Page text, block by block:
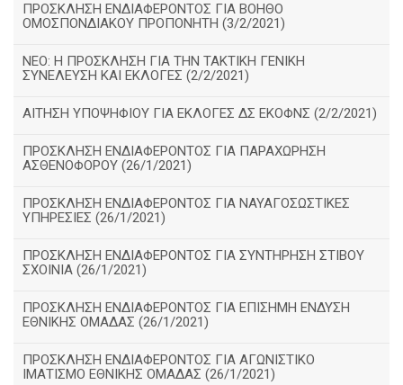
ΠΡΟΣΚΛΗΣΗ ΕΝΔΙΑΦΕΡΟΝΤΟΣ ΓΙΑ ΒΟΗΘΟ
ΟΜΟΣΠΟΝΔΙΑΚΟΥ ΠΡΟΠΟΝΗΤΗ (3/2/2021)
ΝΕΟ: Η ΠΡΟΣΚΛΗΣΗ ΓΙΑ ΤΗΝ ΤΑΚΤΙΚΗ ΓΕΝΙΚΗ
ΣΥΝΕΛΕΥΣΗ ΚΑΙ ΕΚΛΟΓΕΣ (2/2/2021)
ΑΙΤΗΣΗ ΥΠΟΨΗΦΙΟΥ ΓΙΑ ΕΚΛΟΓΕΣ ΔΣ ΕΚΟΦΝΣ (2/2/2021)
ΠΡΟΣΚΛΗΣΗ ΕΝΔΙΑΦΕΡΟΝΤΟΣ ΓΙΑ ΠΑΡΑΧΩΡΗΣΗ
ΑΣΘΕΝΟΦΟΡΟΥ (26/1/2021)
ΠΡΟΣΚΛΗΣΗ ΕΝΔΙΑΦΕΡΟΝΤΟΣ ΓΙΑ ΝΑΥΑΓΟΣΩΣΤΙΚΕΣ
ΥΠΗΡΕΣΙΕΣ (26/1/2021)
ΠΡΟΣΚΛΗΣΗ ΕΝΔΙΑΦΕΡΟΝΤΟΣ ΓΙΑ ΣΥΝΤΗΡΗΣΗ ΣΤΙΒΟΥ
ΣΧΟΙΝΙΑ (26/1/2021)
ΠΡΟΣΚΛΗΣΗ ΕΝΔΙΑΦΕΡΟΝΤΟΣ ΓΙΑ ΕΠΙΣΗΜΗ ΕΝΔΥΣΗ
ΕΘΝΙΚΗΣ ΟΜΑΔΑΣ (26/1/2021)
ΠΡΟΣΚΛΗΣΗ ΕΝΔΙΑΦΕΡΟΝΤΟΣ ΓΙΑ ΑΓΩΝΙΣΤΙΚΟ
ΙΜΑΤΙΣΜΟ ΕΘΝΙΚΗΣ ΟΜΑΔΑΣ (26/1/2021)